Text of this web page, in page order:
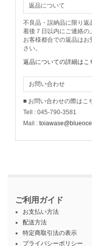
返品について
不良品・誤納品に限り返
着後７日以内にご連絡の
お客様都合での返品は
さい。
返品についての詳細はこ
お問い合わせ
■ お問い合わせの際はこ
Tell : 045-790-3581
Mail :
ご利用ガイド
お支払い方法
配送方法
特定商取引法の表示
プライバシーポリシー